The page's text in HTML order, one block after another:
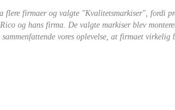
flere firmaer og valgte "Kvalitetsmarkiser", fordi
og hans firma. De valgte markiser blev
vores oplevelse, at firmaet virkelig